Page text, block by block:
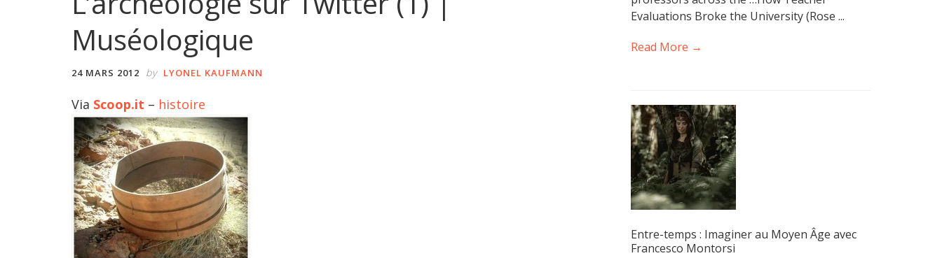
Muséologique
24 MARS 2012 by LYONEL KAUFMANN
Via Scoop.it – histoire
Evaluations Broke the University (Rose ...
Read More →
Entre-temps : Imaginer au Moyen Âge avec
Francesco Montorsi